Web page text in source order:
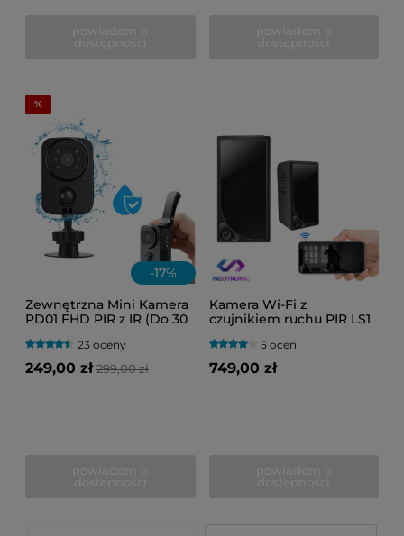
-17%
Zewnętrzna Mini Kamera
PD01 FHD PIR z IR (Do 30
23 oceny
249,00 zł 299,00 zł
Kamera Wi-Fi z
czujnikiem ruchu PIR LS1
5 ocen
749,00 zł